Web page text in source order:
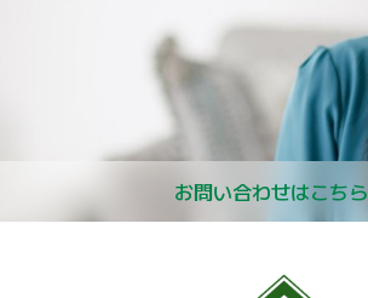
お問い合わせはこちら